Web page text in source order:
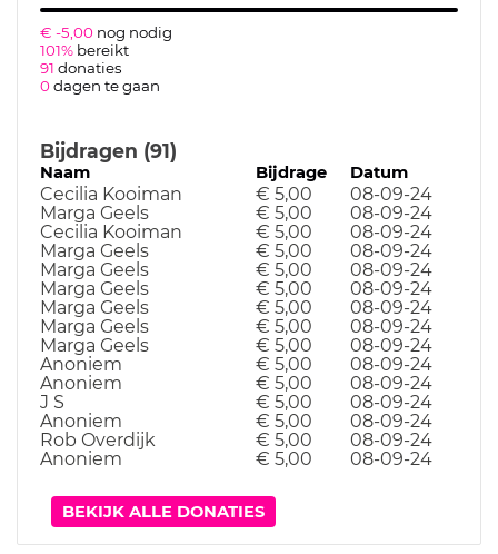
€ -5,00 nog nodig
101% bereikt
91 donaties
0dagen te gaan
Bijdragen (91)
Naam Bijdrage Datum
Cecilia Kooiman € 5,00
08-09-24
Marga Geels
€ 5,00
08-09-24
Cecilia Kooiman
€ 5,00
08-09-24
Marga Geels
€ 5,00
08-09-24
Marga Geels
€ 5,00
08-09-24
Marga Geels
€ 5,00
08-09-24
Marga Geels
€ 5,00
08-09-24
Marga Geels
€ 5,00
08-09-24
Marga Geels
€ 5,00
08-09-24
Anoniem
€ 5,00
08-09-24
Anoniem
€ 5,00
08-09-24
J S
€ 5,00
08-09-24
Anoniem
€ 5,00
08-09-24
Rob Overdijk
€ 5,00
08-09-24
Anoniem
€ 5,00 08-09-24
BEKIJK ALLE DONATIES